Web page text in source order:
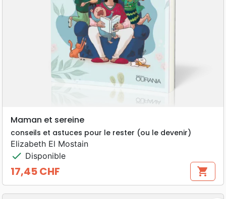
Maman et sereine
conseils et astuces pour le rester (ou le devenir)
Elizabeth El Mostain
check Disponible
Prix
17,45 CHF shopping_cart